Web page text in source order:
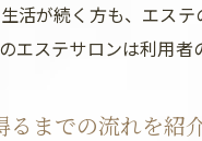
活が続く方も、エス
エステサロンは利用
るまでの流れを紹